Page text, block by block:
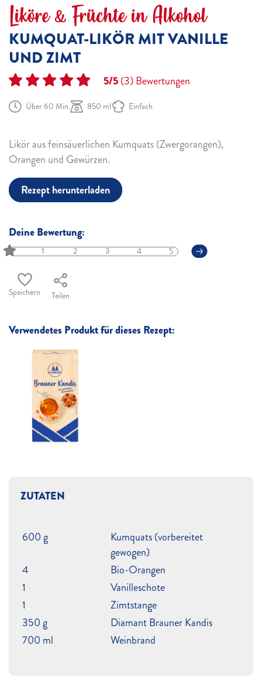
Liköre & Früchte in Alkohol
KUMQUAT-LIKÖR MIT VANILLE
UND ZIMT
5/5(3)Bewertungen
Über 60 Min. 850 ml Einfach
Likör aus feinsäuerlichen Kumquats (Zwergorangen),
Orangen und Gewürzen.
Rezept herunterladen
Deine Bewertung:
1 2 3 4 5
Speichern Teilen
Verwendetes Produkt für dieses Rezept:
ZUTATEN
600 g
Kumquats (vorbereitet
gewogen)
4
Bio-Orangen
1
Vanilleschote
1
Zimtstange
350 g
Diamant Brauner Kandis
700 ml
Weinbrand